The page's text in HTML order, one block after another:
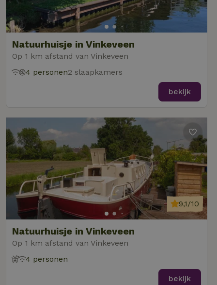
Natuurhuisje in Vinkeveen
Op 1 km afstand van Vinkeveen
4 personen2 slaapkamers
bekijk
Natuurhuisje in Vinkeveen
Op 1 km afstand van Vinkeveen
9,1/10
4 personen
bekijk